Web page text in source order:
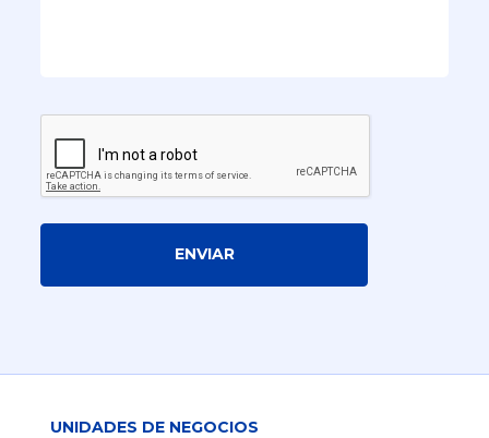
ENVIAR
UNIDADES DE NEGOCIOS